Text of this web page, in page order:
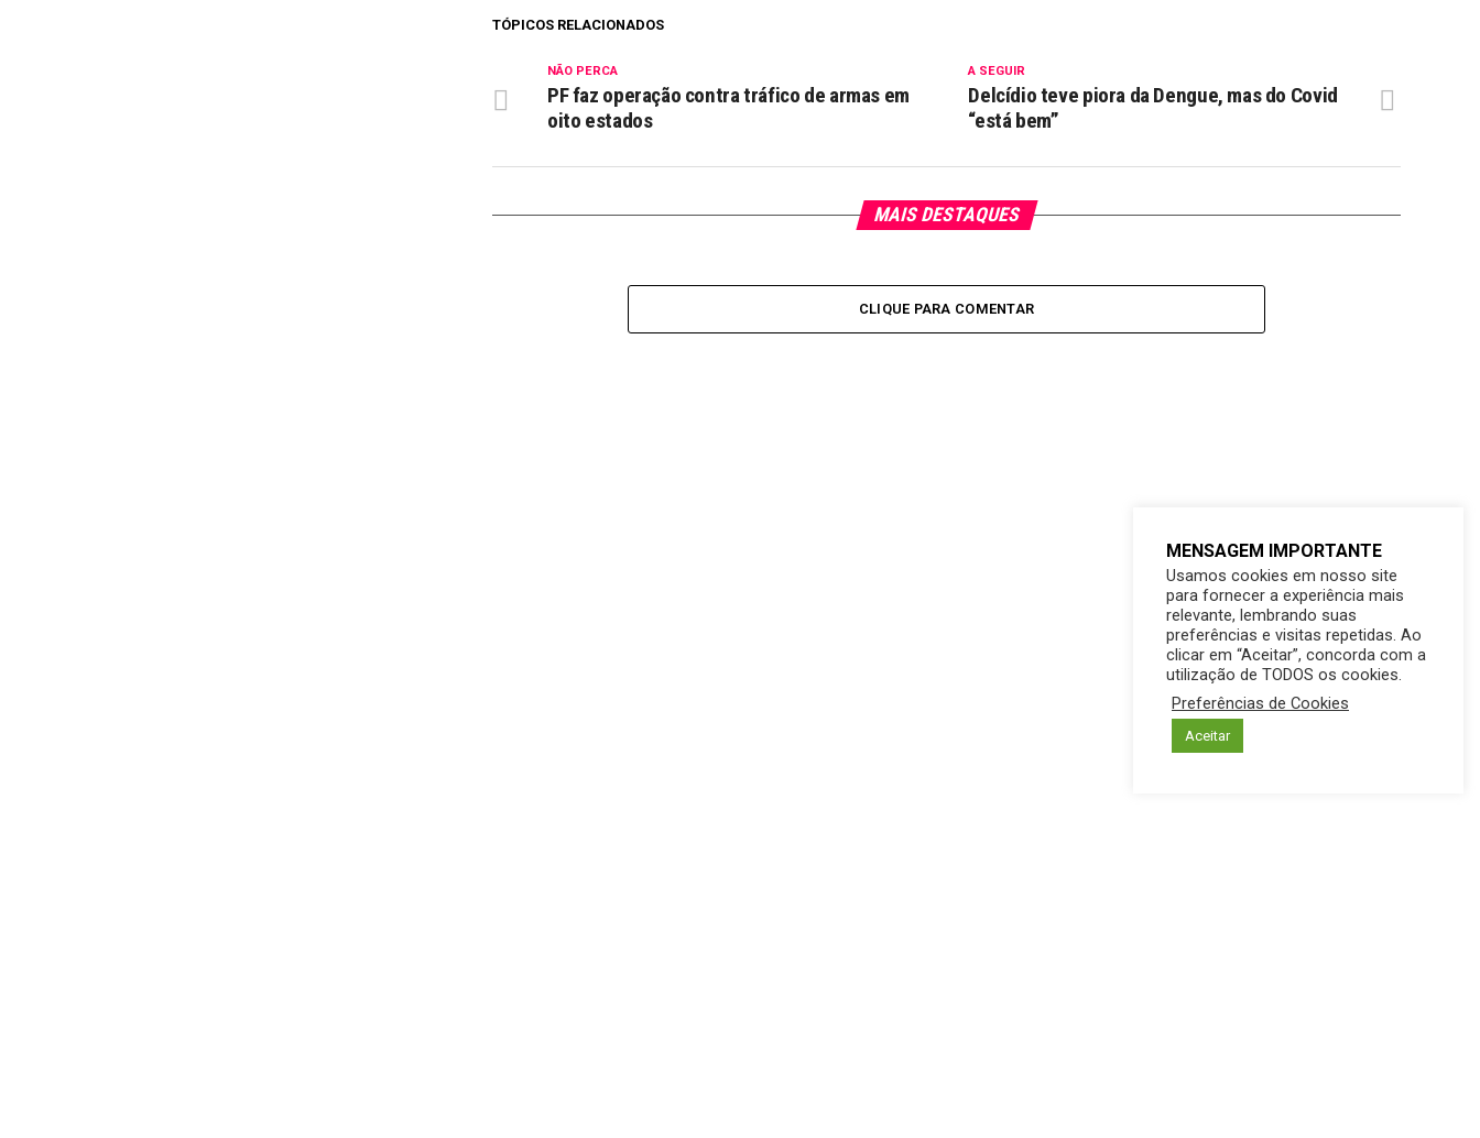
TÓPICOS RELACIONADOS
A SEGUIR
Delcídio teve piora da Dengue, mas do Covid
“está bem”
NÃO PERCA
PF faz operação contra tráfico de armas em
oito estados
MAIS DESTAQUES
CLIQUE PARA COMENTAR
MENSAGEM IMPORTANTE
Usamos cookies em nosso site
para fornecer a experiência mais
relevante, lembrando suas
preferências e visitas repetidas. Ao
clicar em “Aceitar”, concorda com a
utilização de TODOS os cookies.
Preferências de Cookies
Aceitar